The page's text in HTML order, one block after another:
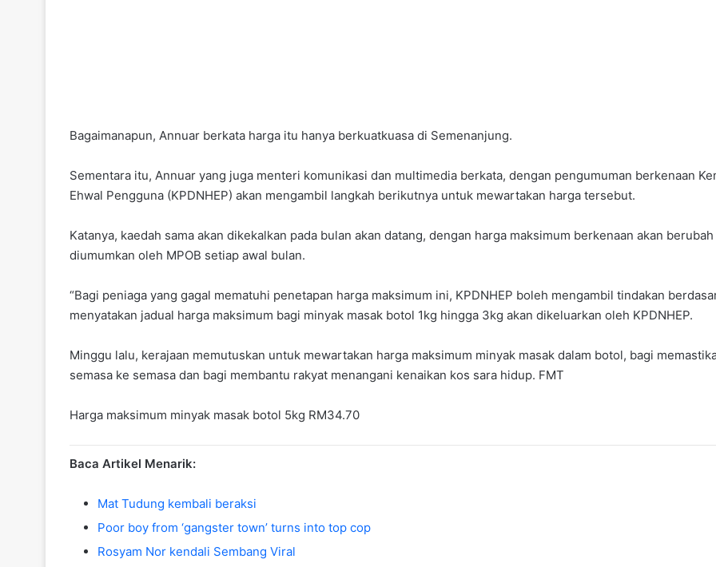
Bagaimanapun, Annuar berkata harga itu hanya berkuatkuasa di Semenanjung.
Sementara itu, Annuar yang juga menteri komunikasi dan multimedia berkata, dengan pengumuman berkenaan
Ehwal Pengguna (KPDNHEP) akan mengambil langkah berikutnya untuk mewartakan harga tersebut.
Katanya, kaedah sama akan dikekalkan pada bulan akan datang, dengan harga maksimum berkenaan akan
diumumkan oleh MPOB setiap awal bulan.
“Bagi peniaga yang gagal mematuhi penetapan harga maksimum ini, KPDNHEP boleh mengambil tindakan
menyatakan jadual harga maksimum bagi minyak masak botol 1kg hingga 3kg akan dikeluarkan oleh KPDNHEP.
Minggu lalu, kerajaan memutuskan untuk mewartakan harga maksimum minyak masak dalam botol, bagi
semasa ke semasa dan bagi membantu rakyat menangani kenaikan kos sara hidup. FMT
Harga maksimum minyak masak botol 5kg RM34.70
Baca Artikel Menarik:
Mat Tudung kembali beraksi
Poor boy from ‘gangster town’ turns into top cop
Rosyam Nor kendali Sembang Viral